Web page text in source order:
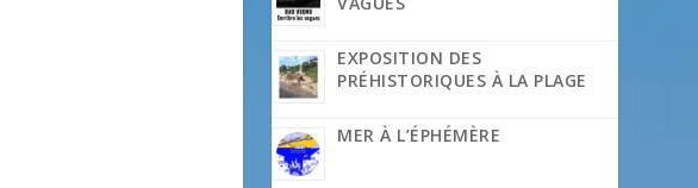
EXPOSITION DES
PRÉHISTORIQUES À LA PLAGE
MER À L’ÉPHÉMÈRE